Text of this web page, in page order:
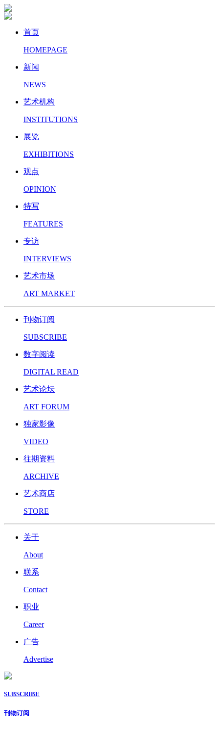
首页
HOMEPAGE
新闻
NEWS
艺术机构
INSTITUTIONS
展览
EXHIBITIONS
观点
OPINION
特写
FEATURES
专访
INTERVIEWS
艺术市场
ART MARKET
刊物订阅
SUBSCRIBE
数字阅读
DIGITAL READ
艺术论坛
ART FORUM
独家影像
VIDEO
往期资料
ARCHIVE
艺术商店
STORE
关于
About
联系
Contact
职业
Career
广告
Advertise
SUBSCRIBE
刊物订阅